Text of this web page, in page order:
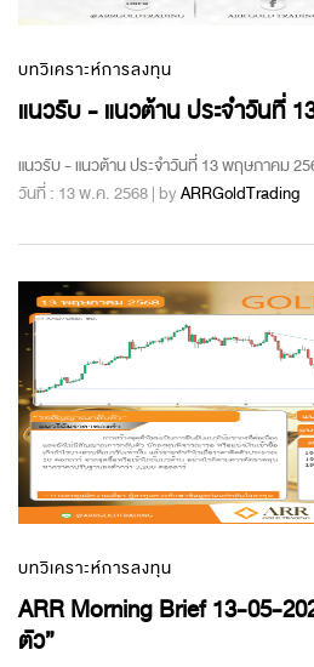
บทวิเคราะห์การลงทุน
แนวรับ - แนวต้าน ประจำวันที่
แนวรับ - แนวต้าน ประจำวันที่ 13 พฤษภาคม
วันที่ : 13 พ.ค. 2568 | byARRGoldTrading
บทวิเคราะห์การลงทุน
ARR Morning Brief 13-05-
ตัว”